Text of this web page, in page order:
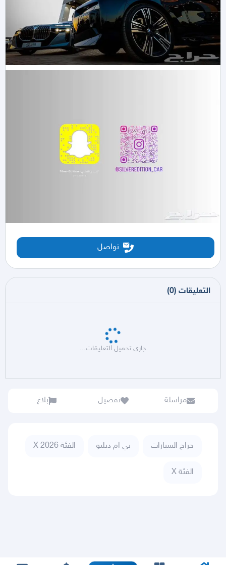
تواصل
التعليقات (
0
)
جاري تحميل التعليقات...
مراسلة تفضيل بلاغ
حراج السيارات بي ام دبليو الفئة X 2026
الفئة X